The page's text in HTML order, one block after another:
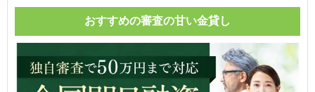
おすすめの審査の甘い金貸し